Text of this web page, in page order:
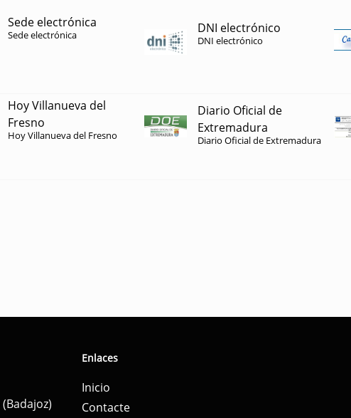
Sede electrónica
Sede electrónica DNI electrónico
DNI electrónico
Hoy Villanueva del
Fresno
Hoy Villanueva del Fresno
Diario Oficial de
Extremadura
Diario Oficial de Extremadura
Enlaces
Inicio
Contacte